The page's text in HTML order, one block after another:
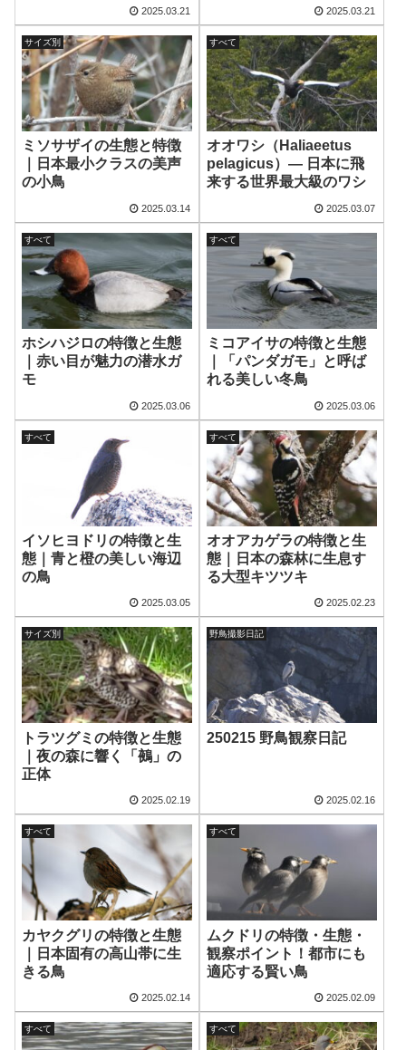
2025.03.21 2025.03.21
サイズ別
ミソサザイの生態と特徴
｜日本最小クラスの美声
の小鳥
2025.03.14
すべて
オオワシ（Haliaeetus
pelagicus）— 日本に飛
来する世界最大級のワシ
2025.03.07
すべて
ホシハジロの特徴と生態
｜赤い目が魅力の潜水ガ
モ
2025.03.06
すべて
ミコアイサの特徴と生態
｜「パンダガモ」と呼ば
れる美しい冬鳥
2025.03.06
すべて
イソヒヨドリの特徴と生
態｜青と橙の美しい海辺
の鳥
2025.03.05
すべて
オオアカゲラの特徴と生
態｜日本の森林に生息す
る大型キツツキ
2025.02.23
サイズ別
トラツグミの特徴と生態
｜夜の森に響く「鵺」の
正体
2025.02.19
野鳥撮影日記
250215 野鳥観察日記
2025.02.16
すべて
カヤクグリの特徴と生態
｜日本固有の高山帯に生
きる鳥
2025.02.14
すべて
ムクドリの特徴・生態・
観察ポイント！都市にも
適応する賢い鳥
2025.02.09
すべて すべて